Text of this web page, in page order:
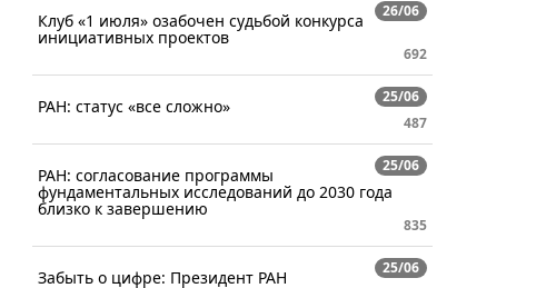
26/06
Клуб «1 июля» озабочен судьбой конкурса
инициативных проектов
692
25/06
РАН: статус «все сложно»
487
25/06
РАН: согласование программы
фундаментальных исследований до 2030 года
близко к завершению
835
25/06
Забыть о цифре: Президент РАН